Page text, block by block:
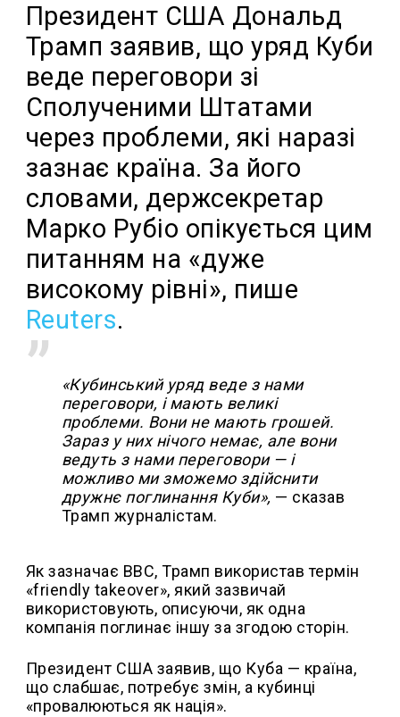
Президент США Дональд
Трамп заявив, що уряд Куби
веде переговори зі
Сполученими Штатами
через проблеми, які наразі
зазнає країна. За його
словами, держсекретар
Марко Рубіо опікується цим
питанням на «дуже
високому рівні», пише
Reuters.
«Кубинський уряд веде з нами
переговори, і мають великі
проблеми. Вони не мають грошей.
Зараз у них нічого немає, але вони
ведуть з нами переговори — і
можливо ми зможемо здійснити
дружнє поглинання Куби», — сказав
Трамп журналістам.
Як зазначає ВВС, Трамп використав термін
«friendly takeover», який зазвичай
використовують, описуючи, як одна
компанія поглинає іншу за згодою сторін.
Президент США заявив, що Куба — країна,
що слабшає, потребує змін, а кубинці
«провалюються як нація».